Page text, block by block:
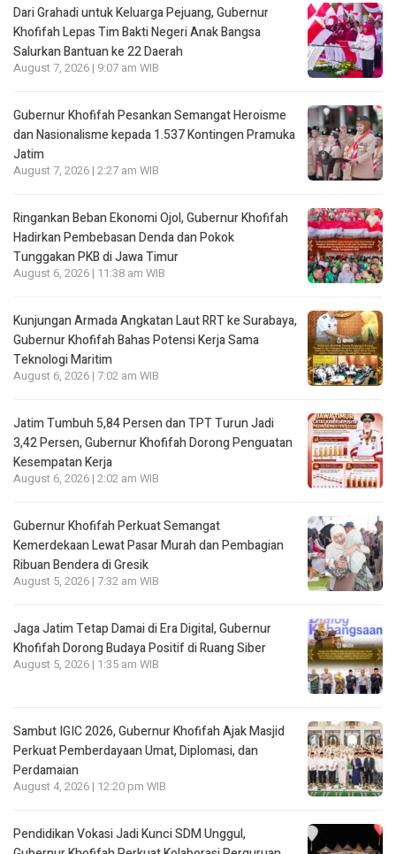
Dari Grahadi untuk Keluarga Pejuang, Gubernur
Khofifah Lepas Tim Bakti Negeri Anak Bangsa
Salurkan Bantuan ke 22 Daerah
August 7, 2026 | 9:07 am WIB
Gubernur Khofifah Pesankan Semangat Heroisme
dan Nasionalisme kepada 1.537 Kontingen Pramuka
Jatim
August 7, 2026 | 2:27 am WIB
Ringankan Beban Ekonomi Ojol, Gubernur Khofifah
Hadirkan Pembebasan Denda dan Pokok
Tunggakan PKB di Jawa Timur
August 6, 2026 | 11:38 am WIB
Kunjungan Armada Angkatan Laut RRT ke Surabaya,
Gubernur Khofifah Bahas Potensi Kerja Sama
Teknologi Maritim
August 6, 2026 | 7:02 am WIB
Jatim Tumbuh 5,84 Persen dan TPT Turun Jadi
3,42 Persen, Gubernur Khofifah Dorong Penguatan
Kesempatan Kerja
August 6, 2026 | 2:02 am WIB
Gubernur Khofifah Perkuat Semangat
Kemerdekaan Lewat Pasar Murah dan Pembagian
Ribuan Bendera di Gresik
August 5, 2026 | 7:32 am WIB
Jaga Jatim Tetap Damai di Era Digital, Gubernur
Khofifah Dorong Budaya Positif di Ruang Siber
August 5, 2026 | 1:35 am WIB
Sambut IGIC 2026, Gubernur Khofifah Ajak Masjid
Perkuat Pemberdayaan Umat, Diplomasi, dan
Perdamaian
August 4, 2026 | 12:20 pm WIB
Pendidikan Vokasi Jadi Kunci SDM Unggul,